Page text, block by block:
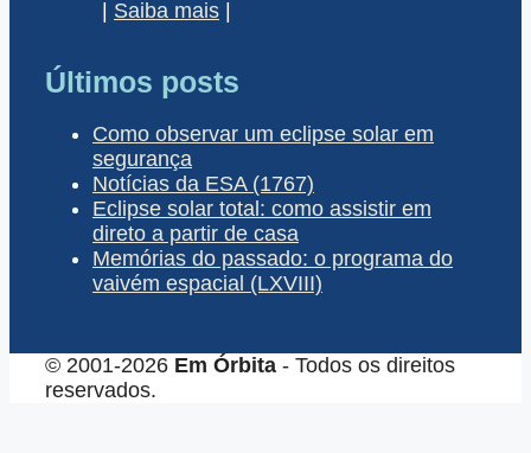
| Saiba mais |
Últimos posts
Como observar um eclipse solar em
segurança
Notícias da ESA (1767)
Eclipse solar total: como assistir em
direto a partir de casa
Memórias do passado: o programa do
vaivém espacial (LXVIII)
© 2001-2026 Em Órbita - Todos os direitos
reservados.